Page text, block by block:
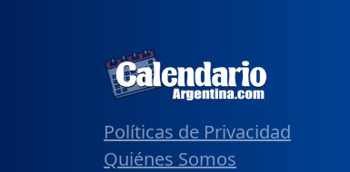
Políticas de Privacidad
Quiénes Somos